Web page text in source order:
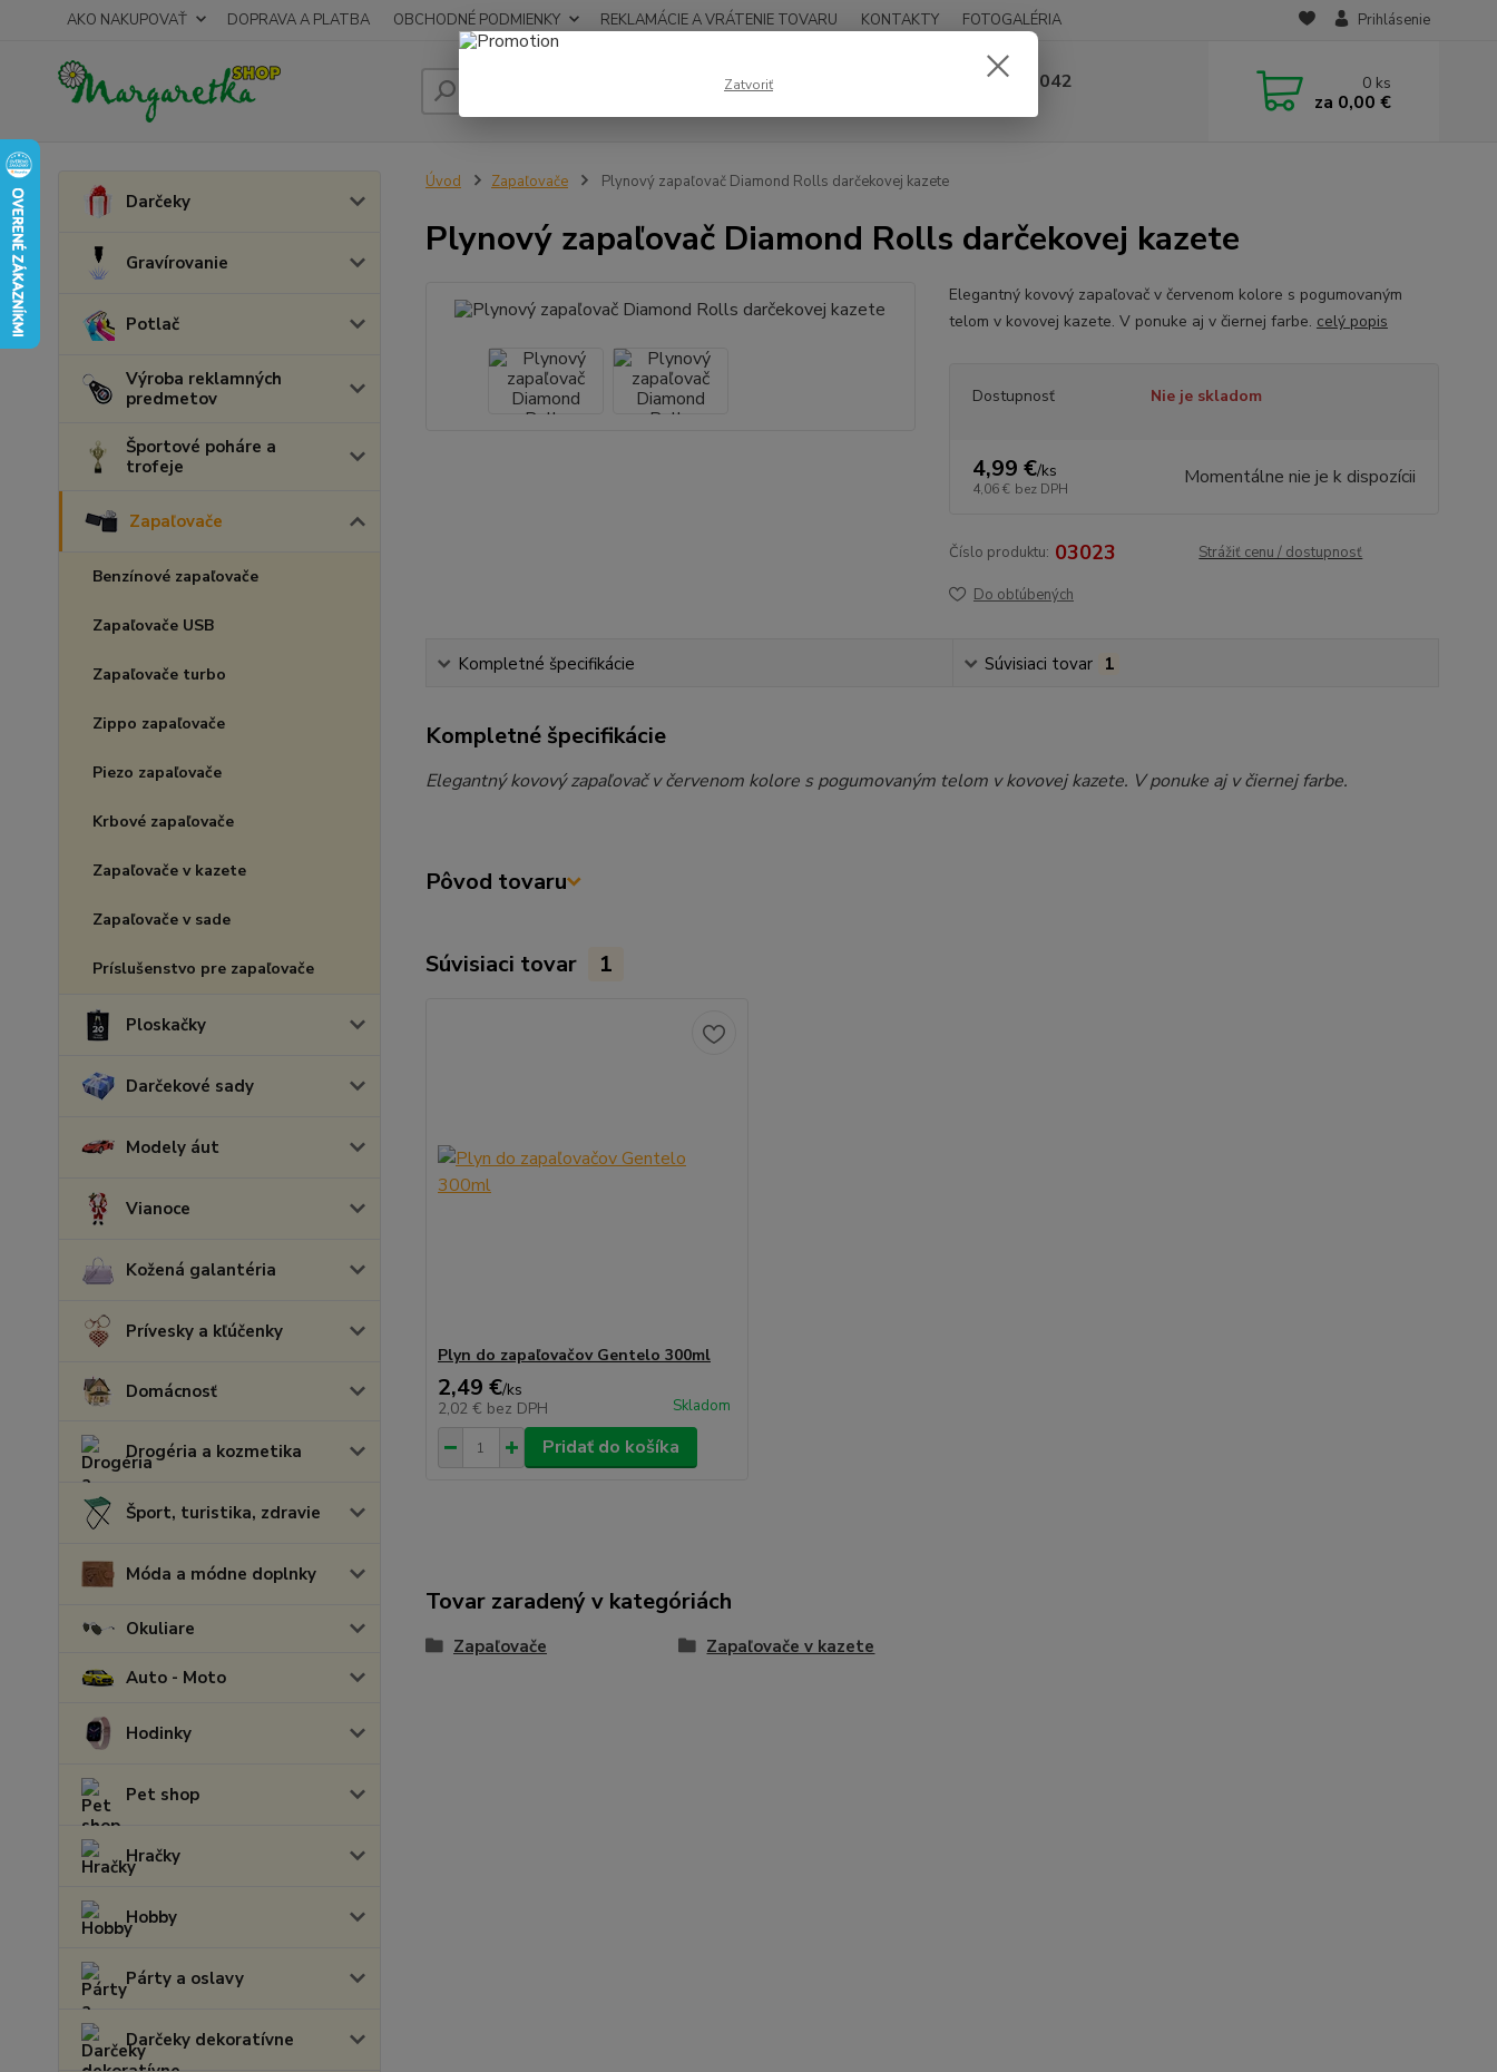
AKO NAKUPOVAŤ DOPRAVA A PLATBA OBCHODNÉ PODMIENKY REKLAMÁCIE A VRÁTENIE TOVARU KONTAKTY FOTOGALÉRIA Prihlásenie
Hľadať 0948 236 042 0 ks
za 0,00 €
Darčeky
Gravírovanie
Potlač
Výroba reklamných
predmetov
Športové poháre a
trofeje
Zapaľovače
Benzínové zapaľovače
Zapaľovače USB
Zapaľovače turbo
Zippo zapaľovače
Piezo zapaľovače
Krbové zapaľovače
Zapaľovače v kazete
Zapaľovače v sade
Príslušenstvo pre zapaľovače
Ploskačky
Darčekové sady
Modely áut
Vianoce
Kožená galantéria
Prívesky a kľúčenky
Domácnosť
Drogéria a kozmetika
Šport, turistika, zdravie
Móda a módne doplnky
Okuliare
Auto - Moto
Hodinky
Pet shop
Hračky
Hobby
Párty a oslavy
Darčeky dekoratívne
Úvod Zapaľovače Plynový zapaľovač Diamond Rolls darčekovej kazete
Plynový zapaľovač Diamond Rolls darčekovej kazete
Elegantný kovový zapaľovač v červenom kolore s pogumovaným
telom v kovovej kazete. V ponuke aj v čiernej farbe. celý popis
Dostupnosť Nie je skladom
4,99 €/ks
4,06 € bez DPH Momentálne nie je k dispozícii
Číslo produktu: 03023 Strážiť cenu / dostupnosť
Do obľúbených
Kompletné špecifikácie Súvisiaci tovar 1
Kompletné špecifikácie
Elegantný kovový zapaľovač v červenom kolore s pogumovaným telom v kovovej kazete. V ponuke aj v čiernej farbe.
Pôvod tovaru
Súvisiaci tovar 1
Plyn do zapaľovačov Gentelo 300ml
2,49 €/ks
2,02 € bez DPH Skladom
Pridať do košíka
Tovar zaradený v kategóriách
Zapaľovače Zapaľovače v kazete
Zatvoriť